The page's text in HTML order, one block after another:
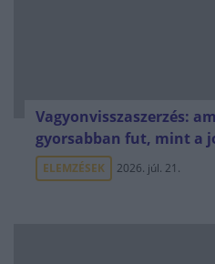
Vagyonvisszaszerzés:
gyorsabban fut, mint a
ELEMZÉSEK 2026. júl. 21.